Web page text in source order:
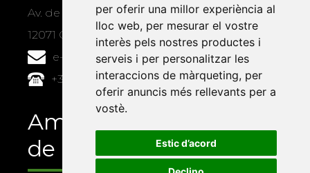
per oferir una millor experiència al
lloc web, per mesurar el vostre
interès pels nostres productes i
serveis i per personalitzar les
interaccions de màrqueting, per
oferir anuncis més rellevants per a
vostè.
Estic d’acord
Av. de Vicent Sos Baynat, s/n
12071 Castelló de la Plana
e-buc@vives.org
+34 964 72 89 93
Amb el suport
de